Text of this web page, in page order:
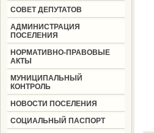
СОВЕТ ДЕПУТАТОВ
АДМИНИСТРАЦИЯ
ПОСЕЛЕНИЯ
НОРМАТИВНО-ПРАВОВЫЕ
АКТЫ
МУНИЦИПАЛЬНЫЙ
КОНТРОЛЬ
НОВОСТИ ПОСЕЛЕНИЯ
СОЦИАЛЬНЫЙ ПАСПОРТ